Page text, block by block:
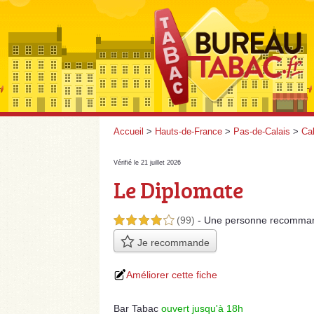
Accueil > Hauts-de-France > Pas-de-Calais >
Vérifié le 21 juillet 2026
Le Diplomate
4,0 étoiles sur 5 (99) - Une personne
Je recommande
Améliorer cette fiche
Bar Tabac ouvert jusqu'à 18h